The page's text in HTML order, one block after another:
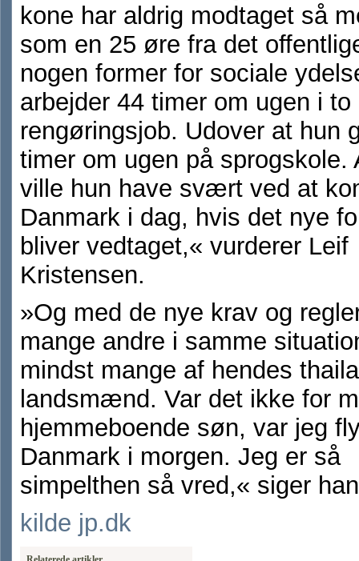
kone har aldrig modtaget så
som en 25 øre fra det
nogen former for sociale
arbejder 44 timer om ugen i to
rengøringsjob. Udover at hun
timer om ugen på sprogskole.
ville hun have svært ved at
Danmark i dag, hvis det nye
bliver vedtaget,« vurderer Leif
Kristensen.
»Og med de nye krav og
mange andre i samme
mindst mange af hendes
landsmænd. Var det ikke for
hjemmeboende søn, var jeg
Danmark i morgen. Jeg er så
simpelthen så vred,« siger
kilde jp.dk